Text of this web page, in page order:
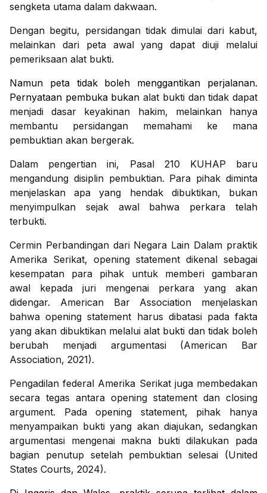
sengketa utama dalam dakwaan.
Dengan begitu, persidangan tidak dimulai dari kabut,
melainkan dari peta awal yang dapat diuji melalui
pemeriksaan alat bukti.
Namun peta tidak boleh menggantikan perjalanan.
Pernyataan pembuka bukanalat bukti dan tidak dapat
menjadi dasar keyakinan hakim, melainkan hanya
membantu persidangan memahami ke mana
pembuktian akan bergerak.
Dalam pengertian ini, Pasal 210 KUHAP baru
mengandung disiplin pembuktian. Para pihak diminta
menjelaskan apa yang hendak dibuktikan, bukan
menyimpulkan sejak awal bahwa perkara telah
terbukti.
Cermin Perbandingan dari Negara Lain Dalam praktik
Amerika Serikat, opening statement dikenal sebagai
kesempatan para pihak untuk memberi gambaran
awal kepada juri mengenai perkara yang akan
didengar. American Bar Association menjelaskan
bahwa opening statement harus dibatasi pada fakta
yang akan dibuktikan melalui alat bukti dan tidak boleh
berubah menjadi argumentasi (American Bar
Association, 2021).
Pengadilan federal Amerika Serikat juga membedakan
secara tegas antara opening statement dan closing
argument. Pada opening statement, pihak hanya
menyampaikan bukti yang akan diajukan, sedangkan
argumentasi mengenai makna bukti dilakukan pada
bagian penutup setelah pembuktian selesai (United
States Courts, 2024).